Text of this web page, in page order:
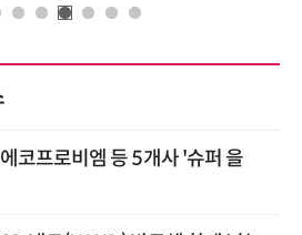
코프로비엠 등 5개사 '슈퍼 을